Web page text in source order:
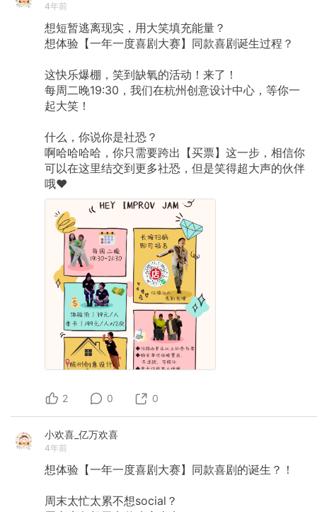
4年前
想短暂逃离现实，用大笑填充能量？
想体验【一年一度喜剧大赛】同款喜剧诞生过程？
这快乐爆棚，笑到缺氧的活动！来了！
每周二晚19:30，我们在杭州创意设计中心，等你一
起大笑！
什么，你说你是社恐？
啊哈哈哈哈，你只需要跨出【买票】这一步，相信你
可以在这里结交到更多社恐，但是笑得超大声的伙伴
哦♥️
2 0 0
小欢喜_亿万欢喜
4年前
想体验【一年一度喜剧大赛】同款喜剧的诞生？！
周末太忙太累不想social？